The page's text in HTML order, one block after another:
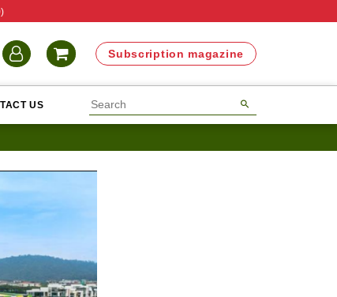
Subscription magazine
US